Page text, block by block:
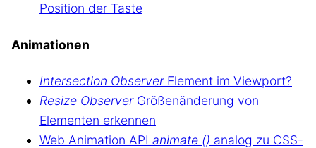
Position der Taste
Animationen
Intersection ObserverElement im Viewport?
Resize ObserverGrößenänderung von
Elementen erkennen
Web Animation API animate () analog zu CSS-